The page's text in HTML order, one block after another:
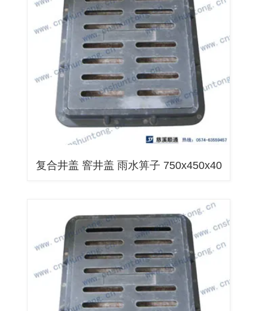
复合井盖 窨井盖 雨水箅子 750x450x40